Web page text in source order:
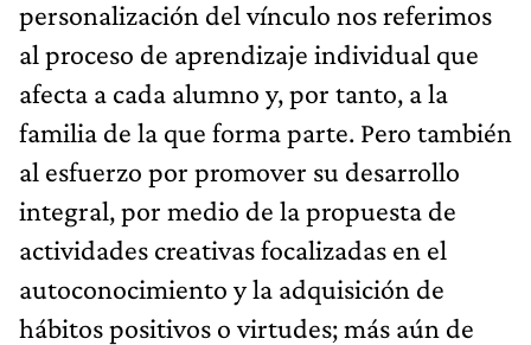
personalización del vínculo nos referimos
al proceso de aprendizaje individual que
afecta a cada alumno y, por tanto, a la
familia de la que forma parte. Pero también
al esfuerzo por promover su desarrollo
integral, por medio de la propuesta de
actividades creativas focalizadas en el
autoconocimiento y la adquisición de
hábitos positivos o virtudes; más aún de